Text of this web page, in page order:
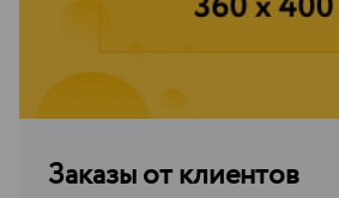
Заказы от клиентов